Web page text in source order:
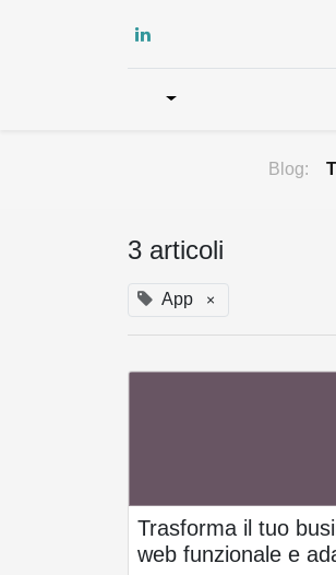
Blog:
3 articoli
App ×
Trasforma il tuo
sito web